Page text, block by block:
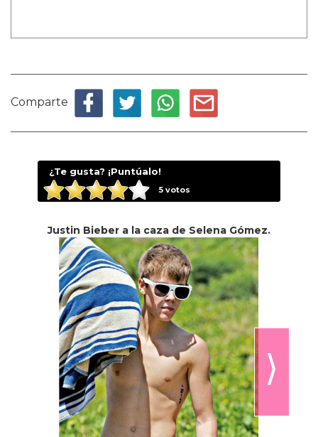
Comparte
¿Te gusta? ¡Puntúalo!
5votos
Justin Bieber a la caza de Selena Gómez.
⟩